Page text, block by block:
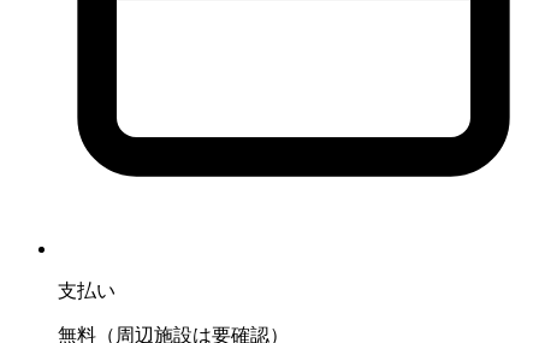
支払い
無料（周辺施設は要確認）